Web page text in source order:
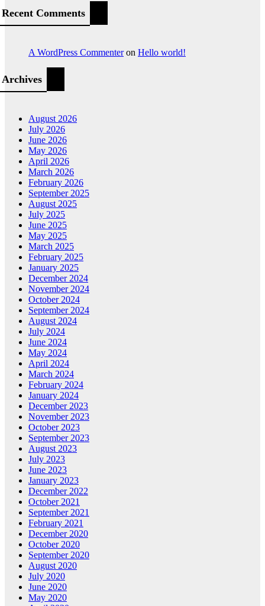
Recent Comments
A WordPress Commenteron Hello world!
Archives
August 2026
July 2026
June 2026
May 2026
April 2026
March 2026
February 2026
September 2025
August 2025
July 2025
June 2025
May 2025
March 2025
February 2025
January 2025
December 2024
November 2024
October 2024
September 2024
August 2024
July 2024
June 2024
May 2024
April 2024
March 2024
February 2024
January 2024
December 2023
November 2023
October 2023
September 2023
August 2023
July 2023
June 2023
January 2023
December 2022
October 2021
September 2021
February 2021
December 2020
October 2020
September 2020
August 2020
July 2020
June 2020
May 2020